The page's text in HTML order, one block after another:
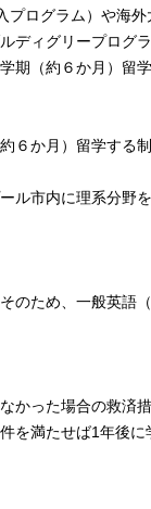
ログラム）や海外
ディグリープログ
期（約６か月）留
６か月）留学する制
ル市内に理系分野
のため、一般英語
かった場合の救済
を満たせば1年後